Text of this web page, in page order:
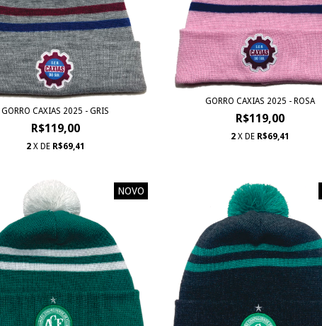
GORRO CAXIAS 2025 - GRIS
R$119,00
2 X DE R$69,41
GORRO CAXIAS 2025 - ROSA
R$119,00
2 X DE R$69,41
NOVO